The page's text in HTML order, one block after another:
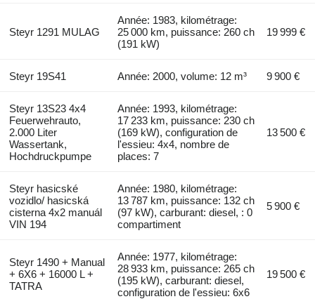
Steyr 1291 MULAG
Année: 1983, kilométrage:
25 000 km, puissance: 260 ch
(191 kW)
19 999 €
Steyr 19S41 Année: 2000, volume: 12 m³ 9 900 €
Steyr 13S23 4x4
Feuerwehrauto,
2.000 Liter
Wassertank,
Hochdruckpumpe
Année: 1993, kilométrage:
17 233 km, puissance: 230 ch
(169 kW), configuration de
l'essieu: 4x4, nombre de
places: 7
13 500 €
Steyr hasicské
vozidlo/ hasicská
cisterna 4x2 manuál
VIN 194
Année: 1980, kilométrage:
13 787 km, puissance: 132 ch
(97 kW), carburant: diesel, : 0
compartiment
5 900 €
Steyr 1490 + Manual
+ 6X6 + 16000 L +
TATRA
Année: 1977, kilométrage:
28 933 km, puissance: 265 ch
(195 kW), carburant: diesel,
configuration de l'essieu: 6x6
19 500 €